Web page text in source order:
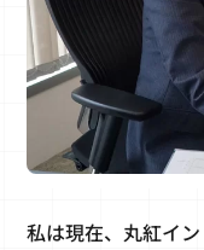
私は現在、丸紅イ